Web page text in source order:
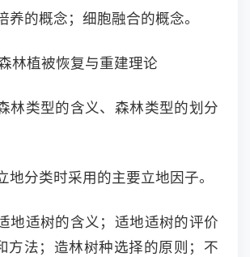
养的概念；细胞融合的概念。
森林植被恢复与重建理论
林类型的含义、森林类型的划分
地分类时采用的主要立地因子。
地适树的含义；适地适树的评价
方法；造林树种选择的原则；不